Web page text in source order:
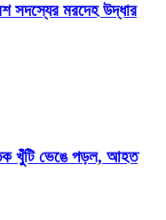
সদস্যের মরদেহ উদ্ধার
খুঁটি ভেঙে পড়ল, আহত